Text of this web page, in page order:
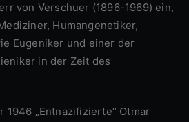
von Verschuer (1896-1969) ein,
Humangenetiker,
Eugeniker und einer der
in der Zeit des